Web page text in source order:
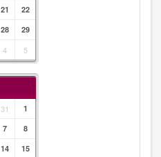
21
22
28
29
4 5
31
1
7
8
14
15